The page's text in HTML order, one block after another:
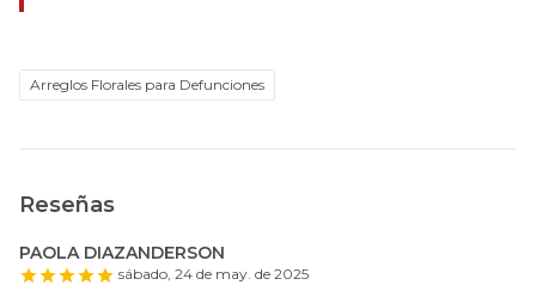
Arreglos Florales para Defunciones
Reseñas
PAOLA DIAZANDERSON
sábado, 24 de may. de 2025